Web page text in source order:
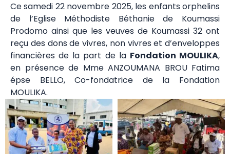
Ce samedi 22 novembre 2025, les enfants orphelins
de l’Eglise Méthodiste Béthanie de Koumassi
Prodomo ainsi que les veuves de Koumassi 32 ont
reçu des dons de vivres, non vivres et d’enveloppes
financières de la part de la Fondation MOULIKA,
en présence de Mme ANZOUMANA BROU Fatima
épse BELLO, Co-fondatrice de la Fondation
MOULIKA.